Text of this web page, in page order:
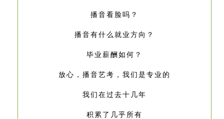
播音看脸吗？
播音有什么就业方向？
毕业薪酬如何？
放心，播音艺考，我们是专业的
我们在过去十几年
积累了几乎所有